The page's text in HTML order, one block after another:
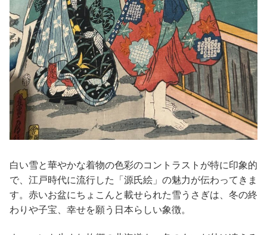
白い雪と華やかな着物の色彩のコントラストが特に印象的
で、江戸時代に流行した「源氏絵」の魅力が伝わってきま
す。赤いお盆にちょこんと載せられた雪うさぎは、冬の終
わりや子宝、幸せを願う日本らしい象徴。